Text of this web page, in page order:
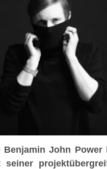
Benjamin John Power